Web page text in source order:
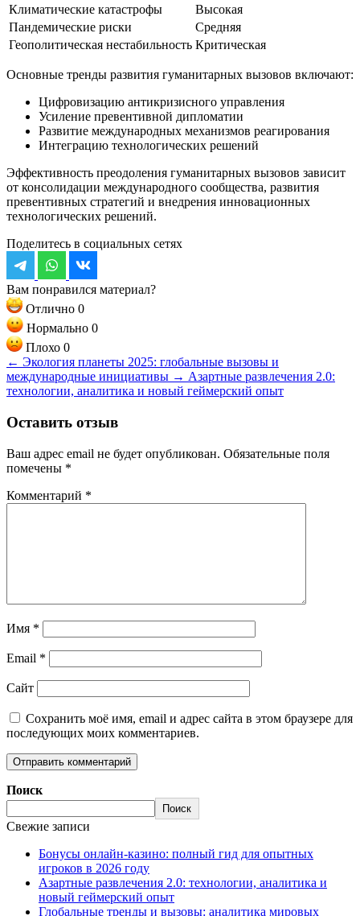
Климатические катастрофы
Высокая
Пандемические риски
Средняя
Геополитическая нестабильность Критическая
Основные тренды развития гуманитарных вызовов включают:
Цифровизацию антикризисного управления
Усиление превентивной дипломатии
Развитие международных механизмов реагирования
Интеграцию технологических решений
Эффективность преодоления гуманитарных вызовов зависит
от консолидации международного сообщества, развития
превентивных стратегий и внедрения инновационных
технологических решений.
Поделитесь в социальных сетях
Вам понравился материал?
Отлично 0
Нормально 0
Плохо 0
← Экология планеты 2025: глобальные вызовы и
международные инициативы → Азартные развлечения 2.0:
технологии, аналитика и новый геймерский опыт
Оставить отзыв
Ваш адрес email не будет опубликован. Обязательные поля
помечены *
Комментарий *
Имя *
Email *
Сайт
Сохранить моё имя, email и адрес сайта в этом браузере для
последующих моих комментариев.
Поиск
Поиск
Свежие записи
Бонусы онлайн-казино: полный гид для опытных
игроков в 2026 году
Азартные развлечения 2.0: технологии, аналитика и
новый геймерский опыт
Глобальные тренды и вызовы: аналитика мировых